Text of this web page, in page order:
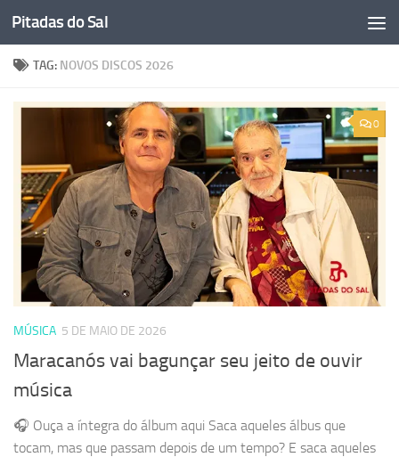
Skip to content
Pitadas do Sal
TAG: NOVOS DISCOS 2026
0
MÚSICA 5 DE MAIO DE 2026
Maracanós vai bagunçar seu jeito de ouvir
música
🎧 Ouça a íntegra do álbum aqui Saca aqueles álbus que
tocam, mas que passam depois de um tempo? E saca aqueles